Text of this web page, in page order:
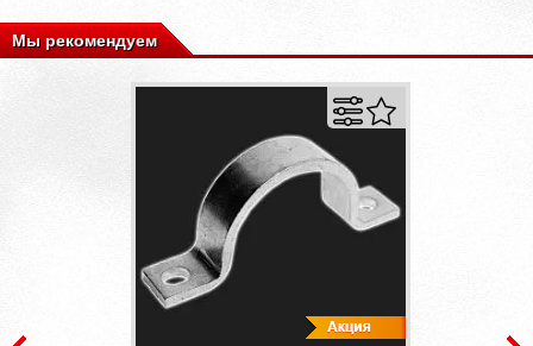
Мы рекомендуем